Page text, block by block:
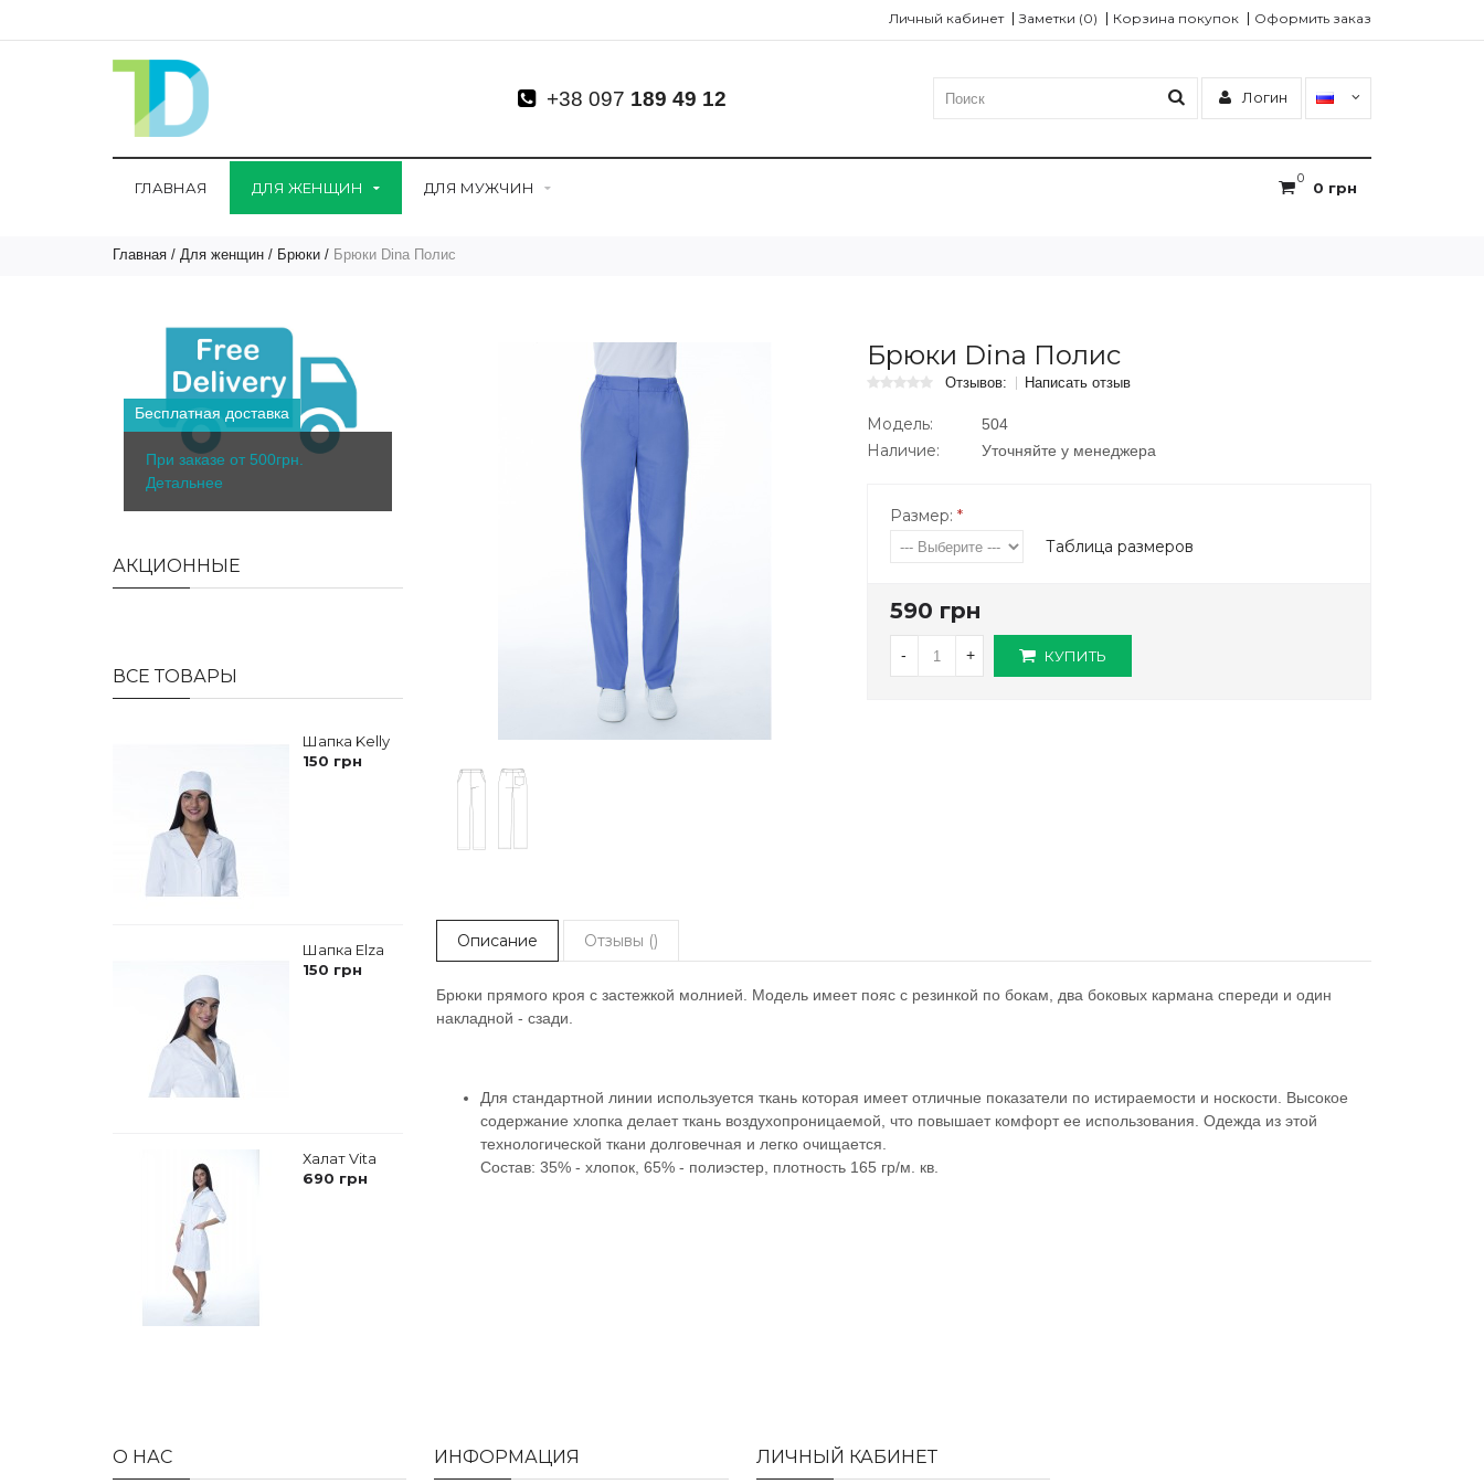
Личный кабинет Заметки (0) Корзина покупок Оформить заказ
+38 097 189 49 12 Логин
0
0 грн
ГЛАВНАЯ ДЛЯ ЖЕНЩИН ДЛЯ МУЖЧИН
Главная Для женщин Брюки Брюки Dina Полис
Бесплатная доставка
При заказе от 500грн.
Детальнее
АКЦИОННЫЕ
ВСЕ ТОВАРЫ
Шапка Kelly
150 грн
Шапка Elza
150 грн
Халат Vita
690 грн
Брюки Dina Полис
Отзывов: Написать отзыв
Модель: 504
Наличие: Уточняйте у менеджера
Размер: *
Таблица размеров
590 грн
- + КУПИТЬ
Описание Отзывы ()
Брюки прямого кроя с застежкой молнией. Модель имеет пояс с резинкой по бокам, два боковых кармана спереди и один
накладной - сзади.
Для стандартной линии используется ткань которая имеет отличные показатели по истираемости и носкости. Высокое
содержание хлопка делает ткань воздухопроницаемой, что повышает комфорт ее использования. Одежда из этой
технологической ткани долговечная и легко очищается.
Состав: 35% - хлопок, 65% - полиэстер, плотность 165 гр/м. кв.
О НАС ИНФОРМАЦИЯ ЛИЧНЫЙ КАБИНЕТ